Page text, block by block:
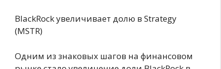
BlackRock увеличивает долю в Strategy
(MSTR)
Одним из знаковых шагов на финансовом